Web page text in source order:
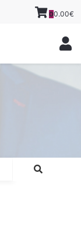
00.00€